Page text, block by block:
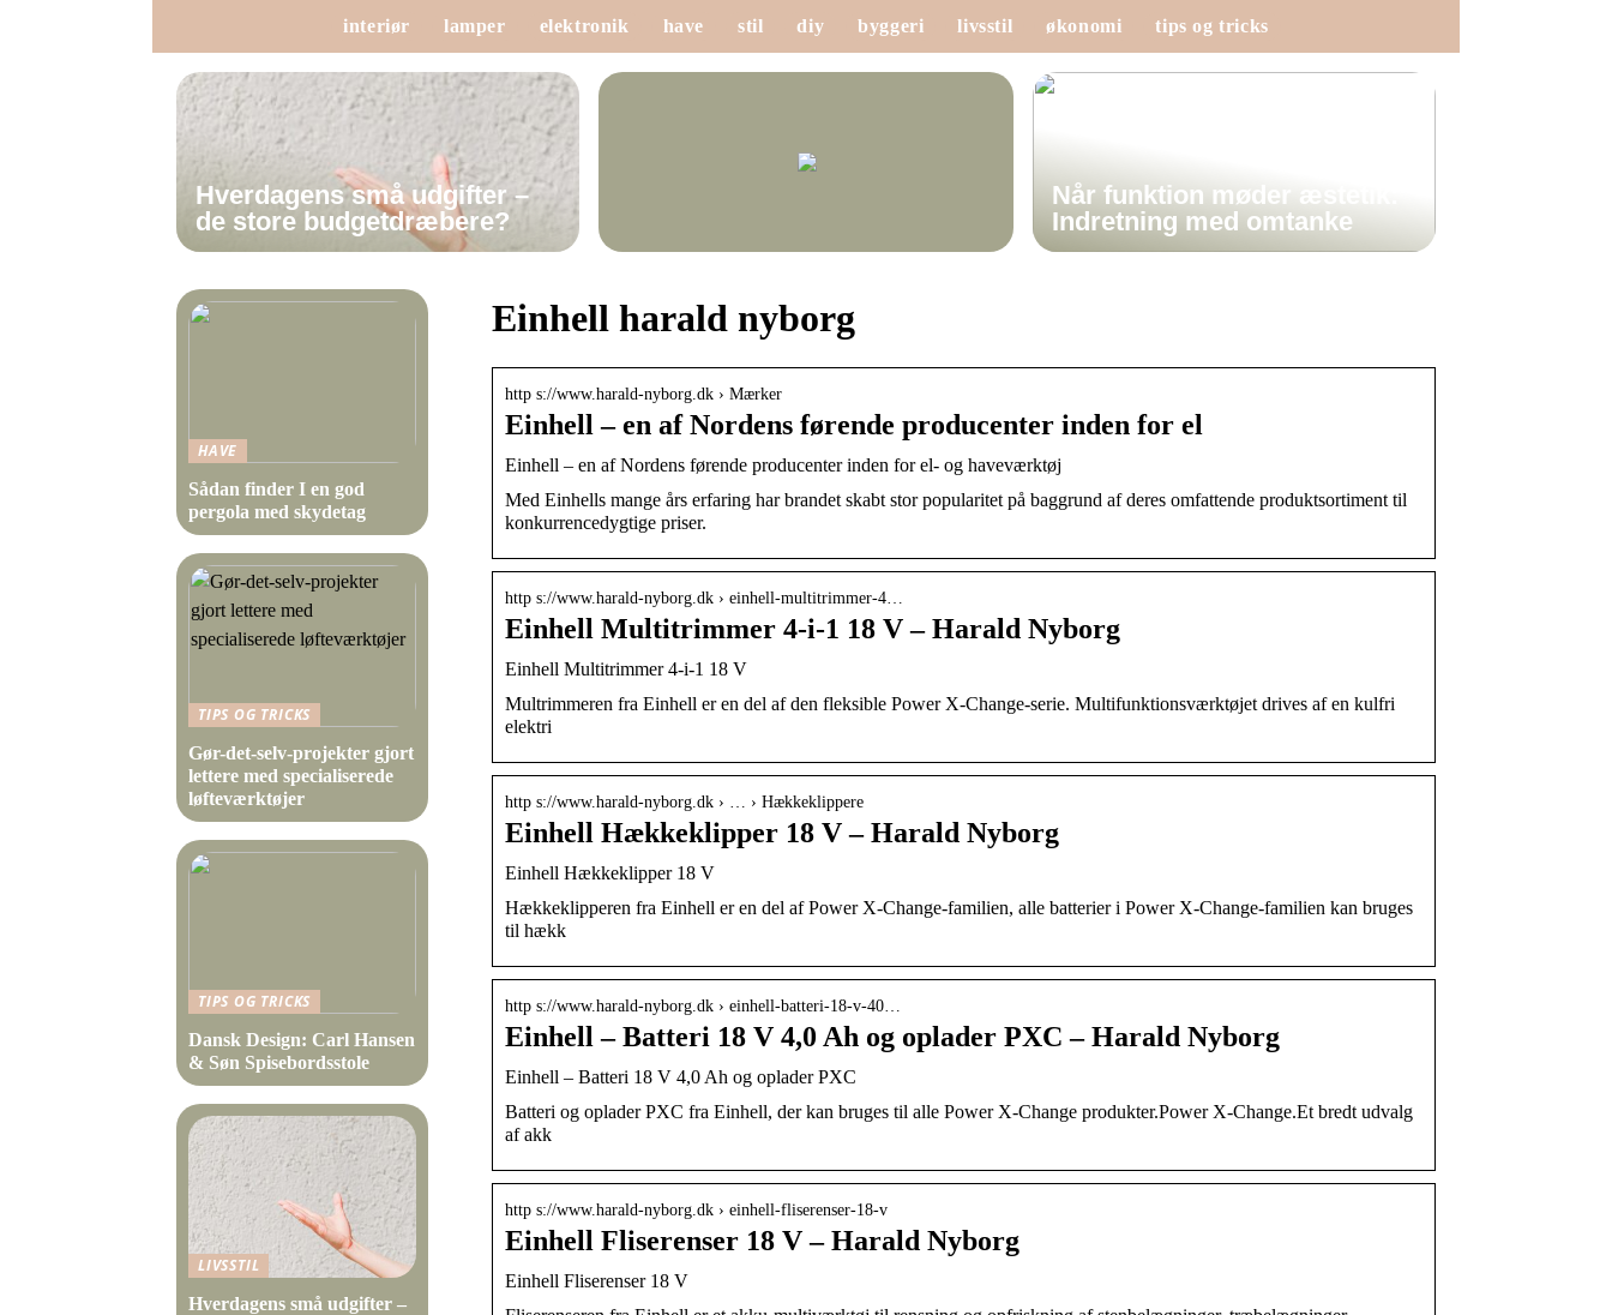
interiør lamper elektronik have stil diy byggeri livsstil økonomi tips og tricks
Hverdagens små udgifter –
de store budgetdræbere?
Når funktion møder æstetik:
Indretning med omtanke
Einhell harald nyborg
http s://www.harald-nyborg.dk › Mærker
Einhell – en af Nordens førende producenter inden for el
Einhell – en af Nordens førende producenter inden for el- og haveværktøj
Med Einhells mange års erfaring har brandet skabt stor popularitet på baggrund af deres omfattende produktsortiment til
konkurrencedygtige priser.
http s://www.harald-nyborg.dk › einhell-multitrimmer-4…
Einhell Multitrimmer 4-i-1 18 V – Harald Nyborg
Einhell Multitrimmer 4-i-1 18 V
Multrimmeren fra Einhell er en del af den fleksible Power X-Change-serie. Multifunktionsværktøjet drives af en kulfri
elektri
http s://www.harald-nyborg.dk › … › Hækkeklippere
Einhell Hækkeklipper 18 V – Harald Nyborg
Einhell Hækkeklipper 18 V
Hækkeklipperen fra Einhell er en del af Power X-Change-familien, alle batterier i Power X-Change-familien kan bruges
til hækk
http s://www.harald-nyborg.dk › einhell-batteri-18-v-40…
Einhell – Batteri 18 V 4,0 Ah og oplader PXC – Harald Nyborg
Einhell – Batteri 18 V 4,0 Ah og oplader PXC
Batteri og oplader PXC fra Einhell, der kan bruges til alle Power X-Change produkter.Power X-Change.Et bredt udvalg
af akk
http s://www.harald-nyborg.dk › einhell-fliserenser-18-v
Einhell Fliserenser 18 V – Harald Nyborg
Einhell Fliserenser 18 V
HAVE
Sådan finder I en god
pergola med skydetag
TIPS OG TRICKS
Gør-det-selv-projekter gjort
lettere med specialiserede
løfteværktøjer
TIPS OG TRICKS
Dansk Design: Carl Hansen
& Søn Spisebordsstole
LIVSSTIL
Hverdagens små udgifter –